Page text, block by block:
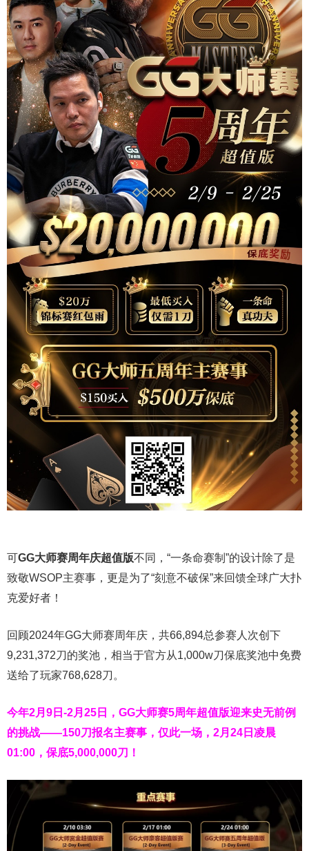
可GG大师赛周年庆超值版不同，“一条命赛制”的设计除了是
致敬WSOP主赛事，更是为了“刻意不破保”来回馈全球广大扑
克爱好者！
回顾2024年GG大师赛周年庆，共66,894总参赛人次创下
9,231,372刀的奖池，相当于官方从1,000w刀保底奖池中免费
送给了玩家768,628刀。
今年2月9日-2月25日， GG大师赛5周年超值版迎来史无前例
的挑战——150刀报名主赛事，仅此一场，2月24日凌晨
01:00，保底5,000,000刀！